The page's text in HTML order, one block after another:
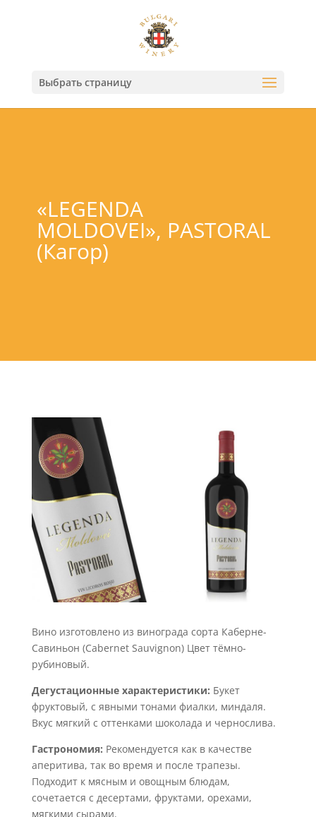
Выбрать страницу
«LEGENDA
MOLDOVEI», PASTORAL
(Кагор)
Вино изготовлено из винограда сорта Каберне-
Савиньон (Cabernet Sauvignon) Цвет тёмно-
рубиновый.
Дегустационные характеристики: Букет
фруктовый, с явными тонами фиалки, миндаля.
Вкус мягкий с оттенками шоколада и чернослива.
Гастрономия: Рекомендуется как в качестве
аперитива, так во время и после трапезы.
Подходит к мясным и овощным блюдам,
сочетается с десертами, фруктами, орехами,
мягкими сырами.